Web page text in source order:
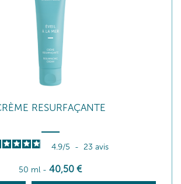
RESURFAÇANTE
4.9/5 - 23 avis
50 ml - 40,50 €